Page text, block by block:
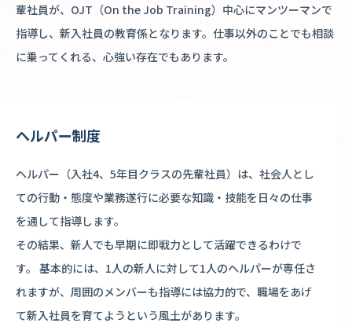
輩社員が、OJT（On the Job Training）中心にマンツーマンで
指導し、新入社員の教育係となります。仕事以外のことでも相談
に乗ってくれる、心強い存在でもあります。
ヘルパー制度
ヘルパー（入社4、5年目クラスの先輩社員）は、社会人とし
ての行動・態度や業務遂行に必要な知識・技能を日々の仕事
を通して指導します。
その結果、新人でも早期に即戦力として活躍できるわけで
す。 基本的には、1人の新人に対して1人のヘルパーが専任さ
れますが、周囲のメンバーも指導には協力的で、職場をあげ
て新入社員を育てようという風土があります。